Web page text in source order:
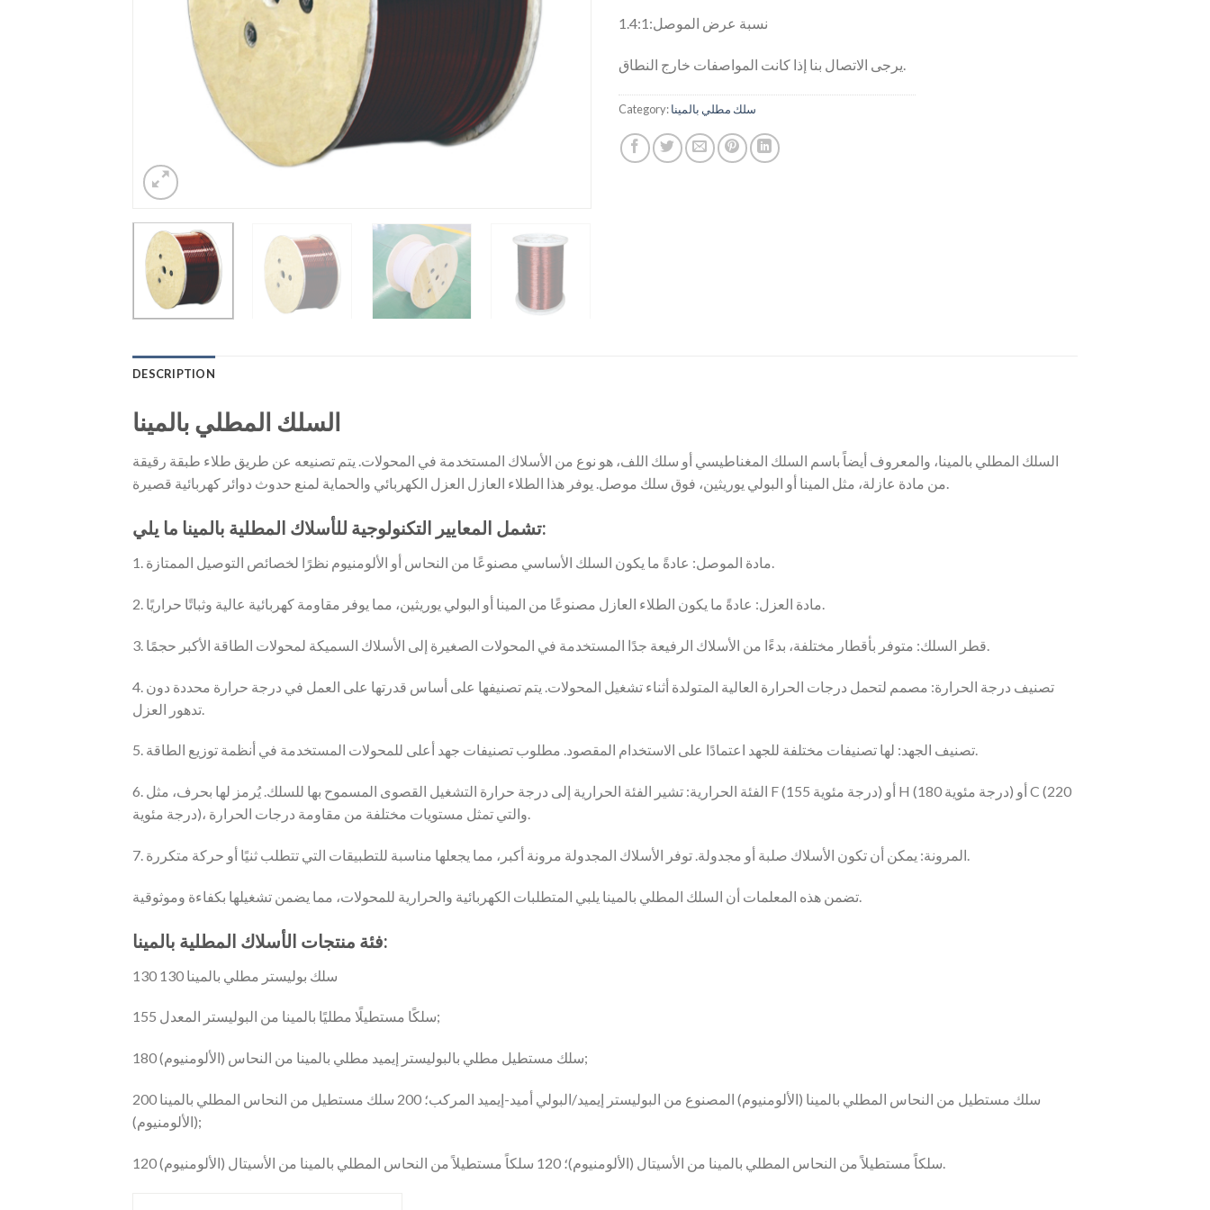
نسبة عرض الموصل:1.4:1
Category:سلك مطلي بالمينا
DESCRIPTION
السلك المطلي بالمينا
السلك المطلي بالمينا، والمعروف أيضاً باسم السلك المغناطيسي أو سلك اللف، هو نوع من الأسلاك المستخدمة في المحولات. يتم تصنيعه عن طريق طلاء طبقة رقيقة
من مادة عازلة، مثل المينا أو البولي يوريثين، فوق سلك موصل. يوفر هذا الطلاء العازل العزل الكهربائي والحماية لمنع حدوث دوائر كهربائية قصيرة.
تشمل المعايير التكنولوجية للأسلاك المطلية بالمينا ما يلي:
1. مادة الموصل: عادةً ما يكون السلك الأساسي مصنوعًا من النحاس أو الألومنيوم نظرًا لخصائص التوصيل الممتازة.
2. مادة العزل: عادةً ما يكون الطلاء العازل مصنوعًا من المينا أو البولي يوريثين، مما يوفر مقاومة كهربائية عالية وثباتًا حراريًا.
3. قطر السلك: متوفر بأقطار مختلفة، بدءًا من الأسلاك الرفيعة جدًا المستخدمة في المحولات الصغيرة إلى الأسلاك السميكة لمحولات الطاقة الأكبر حجمًا.
4. تصنيف درجة الحرارة: مصمم لتحمل درجات الحرارة العالية المتولدة أثناء تشغيل المحولات. يتم تصنيفها على أساس قدرتها على العمل في درجة حرارة محددة دون
5. تصنيف الجهد: لها تصنيفات مختلفة للجهد اعتمادًا على الاستخدام المقصود. مطلوب تصنيفات جهد أعلى للمحولات المستخدمة في أنظمة توزيع الطاقة.
6. الفئة الحرارية: تشير الفئة الحرارية إلى درجة حرارة التشغيل القصوى المسموح بها للسلك. يُرمز لها بحرف، مثل F (155 درجة مئوية) أو H (180 درجة مئوية) أو C (220
درجة مئوية)، والتي تمثل مستويات مختلفة من مقاومة درجات الحرارة.
7. المرونة: يمكن أن تكون الأسلاك صلبة أو مجدولة. توفر الأسلاك المجدولة مرونة أكبر، مما يجعلها مناسبة للتطبيقات التي تتطلب ثنيًا أو حركة متكررة.
تضمن هذه المعلمات أن السلك المطلي بالمينا يلبي المتطلبات الكهربائية والحرارية للمحولات، مما يضمن تشغيلها بكفاءة وموثوقية.
فئة منتجات الأسلاك المطلية بالمينا:
130 سلك بوليستر مطلي بالمينا 130
155 سلكًا مستطيلًا مطليًا بالمينا من البوليستر المعدل;
180 سلك مستطيل مطلي بالبوليستر إيميد مطلي بالمينا من النحاس (الألومنيوم);
200 سلك مستطيل من النحاس المطلي بالمينا (الألومنيوم) المصنوع من البوليستر إيميد/البولي أميد-إيميد المركب؛ 200 سلك مستطيل من النحاس المطلي بالمينا
(الألومنيوم);
120 سلكاً مستطيلاً من النحاس المطلي بالمينا من الأسيتال (الألومنيوم)؛ 120 سلكاً مستطيلاً من النحاس المطلي بالمينا من الأسيتال (الألومنيوم).